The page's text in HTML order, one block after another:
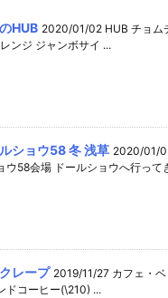
HUB 2020/01/02 HUB チョム
ンジ ジャンボサイ ...
ルショウ58 冬 浅草 2020/01/
ウ58会場 ドールショウへ行って
レープ 2019/11/27 カフェ・
ドコーヒー(\210) ...